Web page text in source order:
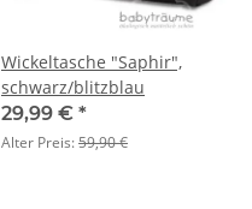
Wickeltasche "Saphir",
schwarz/blitzblau
29,99 € *
Alter Preis:59,90 €